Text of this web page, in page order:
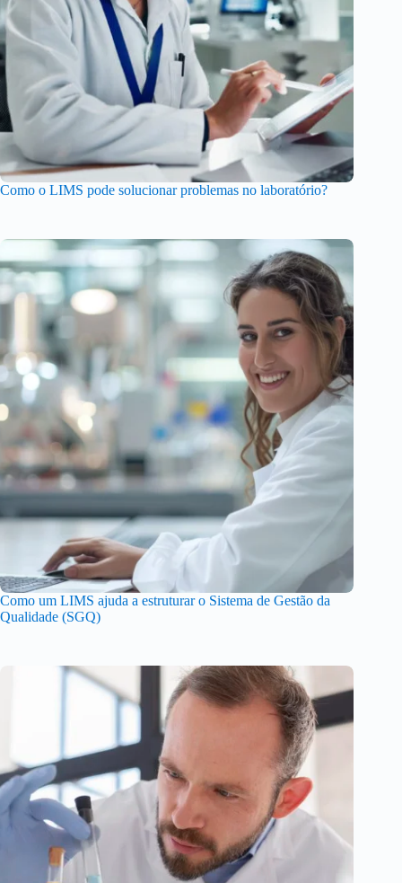
Como o LIMS pode solucionar problemas no laboratório?
Como um LIMS ajuda a estruturar o Sistema de Gestão da
Qualidade (SGQ)